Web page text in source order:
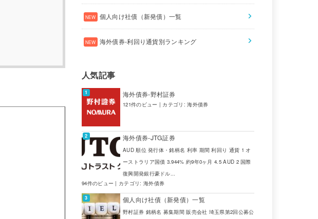
個人向け社債（新発債）一覧
海外債券-利回り通貨別ランキング
人気記事
海外債券-野村証券
121件のビュー | カテゴリ:海外債券
海外債券-JTG証券
AUD 順位 発行体・銘柄名 利率 期間 利回り 通貨 1 オ
ーストラリア国債 3.944% 約9年0ヶ月 4.5 AUD 2 国際
復興開発銀行豪ドル...
94件のビュー | カテゴリ: 海外債券
個人向け社債（新発債）一覧
野村証券 銘柄名 募集期間 販売会社 埼玉県第2回公募公